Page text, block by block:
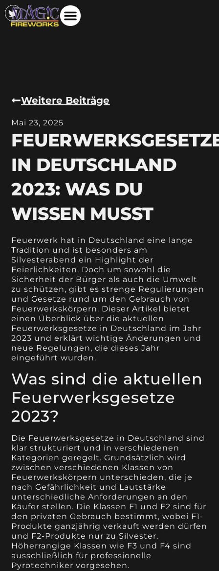
Weitere Beiträge
Mai 23, 2025
IN DEUTSCHLAND
2023: WAS DU
WISSEN MUSST
Feuerwerk hat in Deutschland eine lange
Tradition und ist besonders am
Silvesterabend ein Highlight der
Feierlichkeiten. Doch um sowohl die
Sicherheit der Bürger als auch die Umwelt
zu schützen, gibt es strenge Regulierungen
und Gesetze rund um den Gebrauch von
Feuerwerkskörpern. Dieser Artikel bietet
einen Überblick über die aktuellen
Feuerwerksgesetze in Deutschland im Jahr
2023 und erklärt wichtige Änderungen und
neue Regelungen, die dieses Jahr
eingeführt wurden.
Was sind die aktuellen
Feuerwerksgesetze
2023?
Die Feuerwerksgesetze in Deutschland sind
klar strukturiert und in verschiedenen
Kategorien geregelt. Grundsätzlich wird
zwischen verschiedenen Klassen von
Feuerwerkskörpern unterschieden, die je
nach Gefährlichkeit und Lautstärke
unterschiedliche Anforderungen an den
Käufer stellen. Die Klassen F1 und F2 sind für
den privaten Gebrauch bestimmt, wobei F1-
Produkte ganzjährig verkauft werden dürfen
und F2-Produkte nur zu Silvester.
Höherrangige Klassen wie F3 und F4 sind
ausschließlich für professionelle
Pyrotechniker vorgesehen.